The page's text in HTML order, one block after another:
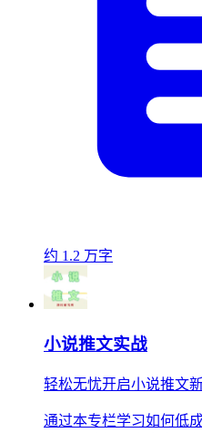
约 1.2 万字
小说推文实战
轻松无忧开启小说推文
通过本专栏学习如何低